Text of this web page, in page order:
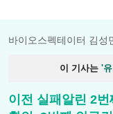
바이오스펙테이터 김성
이 기사는 '
이전 실패알린 2번